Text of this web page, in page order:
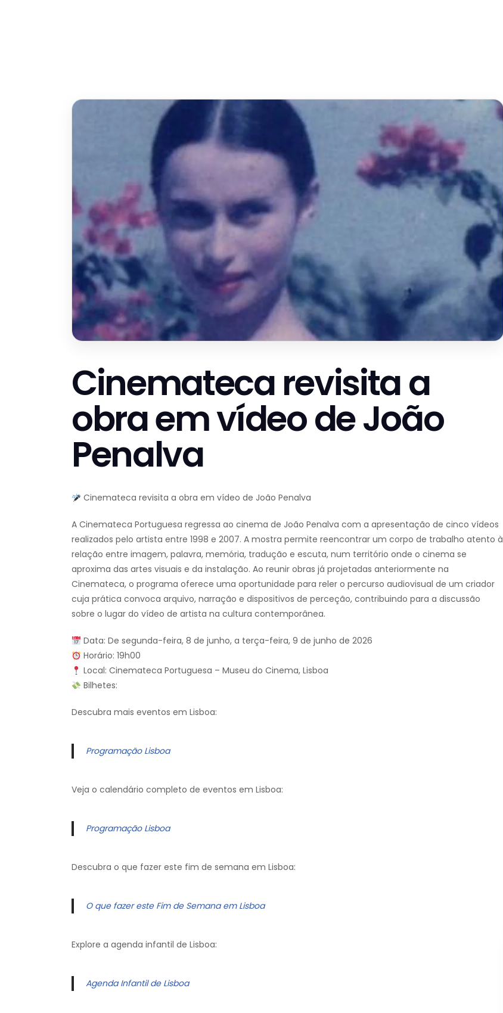
Cinemateca revisita a
obra em vídeo de João
Penalva
Cinemateca revisita a obra em vídeo de João Penalva
A Cinemateca Portuguesa regressa ao cinema de João Penalva com a apresentação de cinco vídeos
realizados pelo artista entre 1998 e 2007. A mostra permite reencontrar um corpo de trabalho atento à
relação entre imagem, palavra, memória, tradução e escuta, num território onde o cinema se
aproxima das artes visuais e da instalação. Ao reunir obras já projetadas anteriormente na
Cinemateca, o programa oferece uma oportunidade para reler o percurso audiovisual de um criador
cuja prática convoca arquivo, narração e dispositivos de perceção, contribuindo para a discussão
sobre o lugar do vídeo de artista na cultura contemporânea.
Data: De segunda-feira, 8 de junho, a terça-feira, 9 de junho de 2026
Horário: 19h00
Local: Cinemateca Portuguesa – Museu do Cinema, Lisboa
Bilhetes:
Descubra mais eventos em Lisboa:
Programação Lisboa
Veja o calendário completo de eventos em Lisboa:
Programação Lisboa
Descubra o que fazer este fim de semana em Lisboa:
O que fazer este Fim de Semana em Lisboa
Explore a agenda infantil de Lisboa:
Agenda Infantil de Lisboa